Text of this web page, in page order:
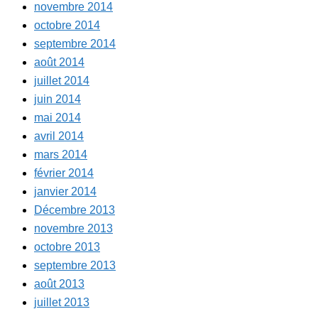
novembre 2014
octobre 2014
septembre 2014
août 2014
juillet 2014
juin 2014
mai 2014
avril 2014
mars 2014
février 2014
janvier 2014
Décembre 2013
novembre 2013
octobre 2013
septembre 2013
août 2013
juillet 2013